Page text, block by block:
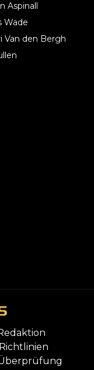
Aspinall
Wade
Van den Bergh